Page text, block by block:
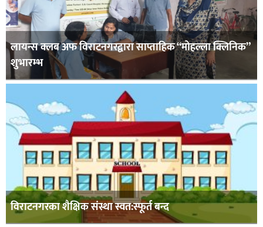
लायन्स क्लब अफ विराटनगरद्वारा साप्ताहिक “मोहल्ला क्लिनिक”
शुभारम्भ
विराटनगरका शैक्षिक संस्था स्वत:स्फूर्त बन्द